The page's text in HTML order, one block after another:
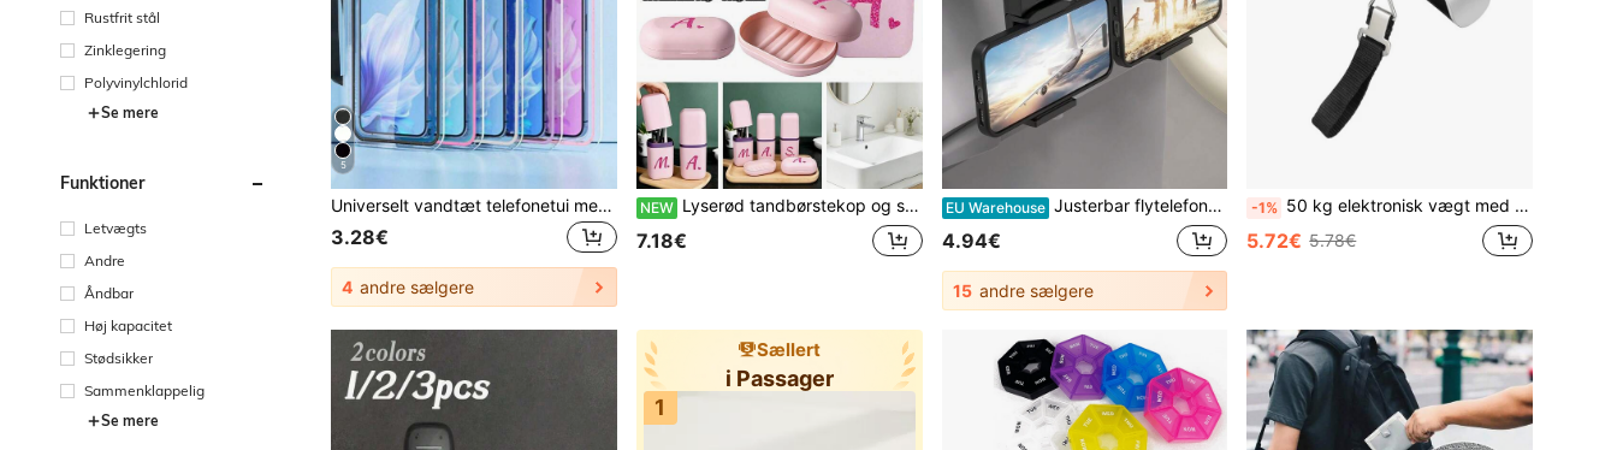
Rustfrit stål
Zinklegering
Polyvinylchlorid
Se mere
Funktioner
Letvægts
Andre
Åndbar
Høj kapacitet
Stødsikker
Sammenklappelig
Se mere
5
Universelt vandtæt telefonetui med touchskærmkompatibelt forseglet design. Perfekt til svømning, dette vandtætte tørpose er kompatibelt med 15, 14, 13 Pro Max, Plus og større telefonmodeller. Ideelt til svømning, dykning, rafting og forskellige vandsportsgrene. Essentielt tilbehør til indendørs svømning
3.28€
4 andre sælgere
NEW Lyserød tandbørstekop og sæbeæske, rosarød med guldbogstaver, kan bruges som hyldedæksel, badeværelsesaccessory, tandbørsteholder til udendørs rejser, tandpastabeholder, sæbeopbevaring, bogstavserie-print, støvtæt opbevaringsboks, back to school, rejseessentials, skoleudstyr, feriecamping, ferieessentials, kortvarige sommerferie-artikler
7.18€
EU Warehouse Justerbar flytelefonholder-klips – 360° roterende rejse-telefonholder til bakke, hænderfri til fly, bil, kompakt foldbart telefontilbehør, rejseessentielt
4.94€
15 andre sælgere
-1% 50 kg elektronisk vægt med LCD-digitalt display, egnet til bagage og rejser, håndholdt digital vægt, rejseessentials
5.72€ 5.78€
Sællert
i Passager
1